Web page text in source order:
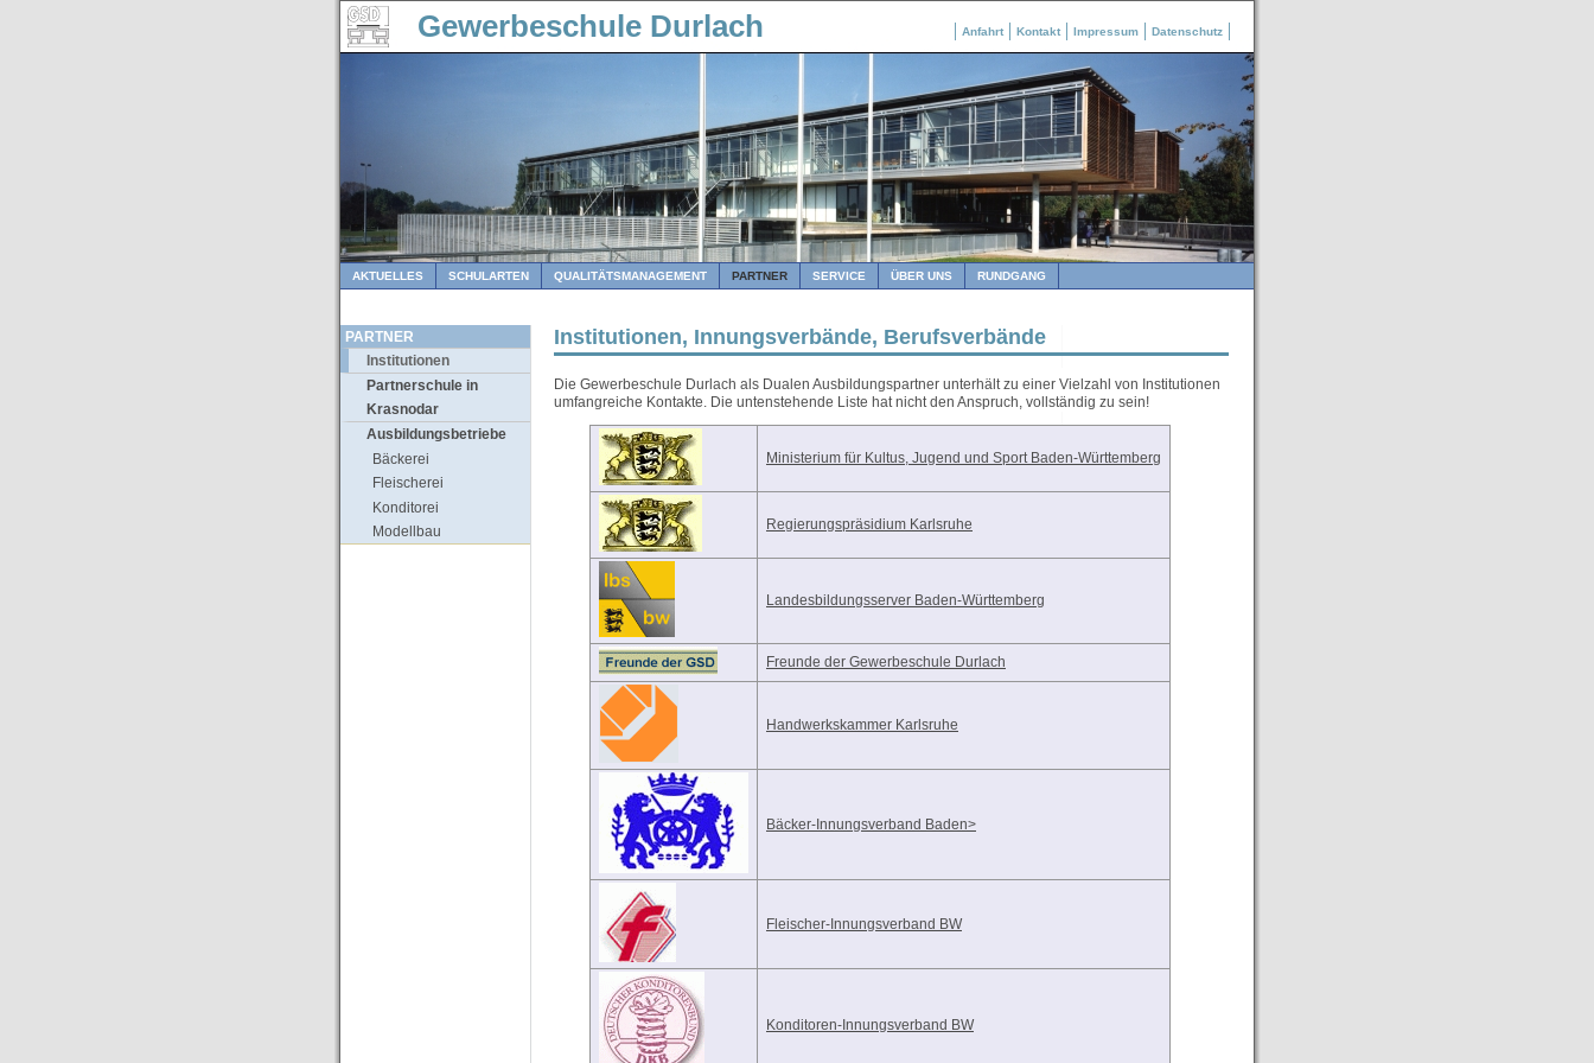
Anfahrt Kontakt Impressum Datenschutz
Gewerbeschule Durlach
AKTUELLES SCHULARTEN QUALITÄTSMANAGEMENT PARTNER SERVICE ÜBER UNS RUNDGANG
PARTNER
Institutionen
Partnerschule in
Krasnodar
Ausbildungsbetriebe
Bäckerei
Fleischerei
Konditorei
Modellbau
Institutionen, Innungsverbände, Berufsverbände
Die Gewerbeschule Durlach als Dualen Ausbildungspartner unterhält zu einer Vielzahl von Institutionen
umfangreiche Kontakte. Die untenstehende Liste hat nicht den Anspruch, vollständig zu sein!
Ministerium für Kultus, Jugend und Sport Baden-Württemberg
Regierungspräsidium Karlsruhe
Landesbildungsserver Baden-Württemberg
Freunde der Gewerbeschule Durlach
Handwerkskammer Karlsruhe
Bäcker-Innungsverband Baden>
Fleischer-Innungsverband BW
Konditoren-Innungsverband BW